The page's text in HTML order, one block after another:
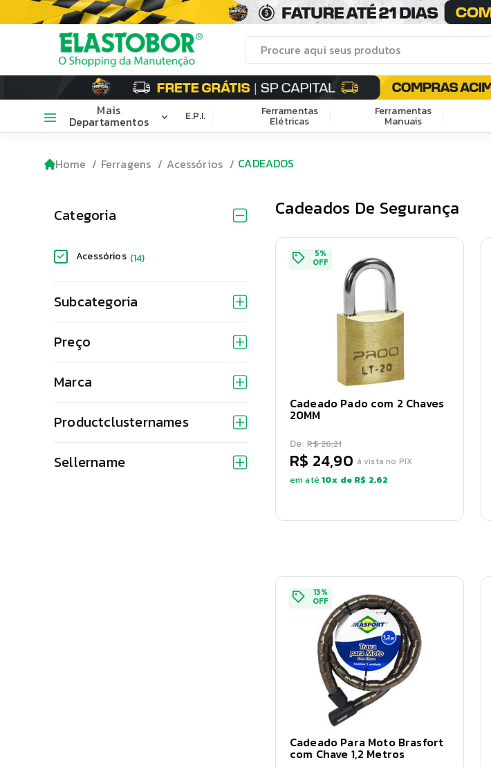
Mais
Departamentos E.P.I. Ferramentas
Elétricas
Ferramentas
Manuais
Home Ferragens Acessórios CADEADOS
Categoria
Acessórios (14)
Subcategoria
Preço
Marca
Productclusternames
Sellername
Cadeados De Segurança
Cadeado Pado com 2 Chaves
20MM
De: R$ 26,21
R$ 24,90 à vista no PIX
em até10x de R$ 2,62
5%
OFF
Cadeado Para Moto Brasfort
com Chave 1,2 Metros
13%
OFF